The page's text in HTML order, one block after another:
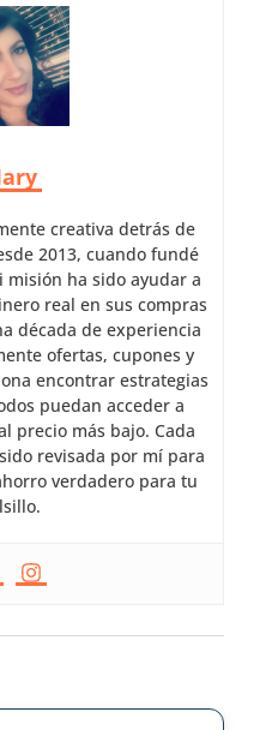
creativa detrás de
2013, cuando fundé
misión ha sido ayudar a
real en sus compras
década de experiencia
ofertas, cupones y
encontrar estrategias
puedan acceder a
precio más bajo. Cada
revisada por mí para
verdadero para tu